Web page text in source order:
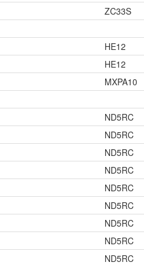
ZC33S
HE12
HE12
MXPA10
ND5RC
ND5RC
ND5RC
ND5RC
ND5RC
ND5RC
ND5RC
ND5RC
ND5RC